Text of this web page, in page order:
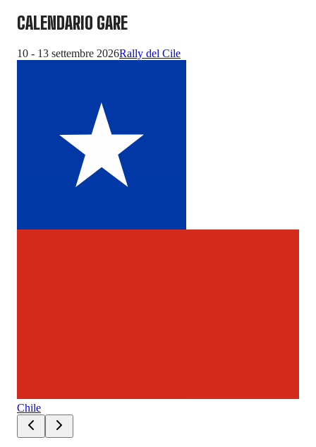
CALENDARIO GARE
10 - 13 settembre 2026Rally del Cile
Chile